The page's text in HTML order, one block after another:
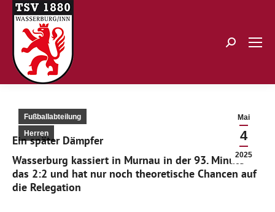
Search:
Mai
4
2025
Fußballabteilung
Herren
Ein später Dämpfer
Wasserburg kassiert in Murnau in der 93. Minute
das 2:2 und hat nur noch theoretische Chancen auf
die Relegation